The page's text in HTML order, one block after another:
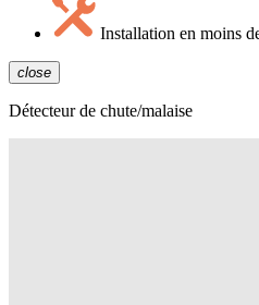
Installation en moins
close
Détecteur de chute/malaise